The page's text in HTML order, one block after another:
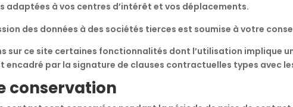
adaptées à vos centres d’intérêt et vos déplacements.
des données à des sociétés tierces est soumise à votre
sur ce site certaines fonctionnalités dont l’utilisation implique
encadré par la signature de clauses contractuelles types avec
conservation